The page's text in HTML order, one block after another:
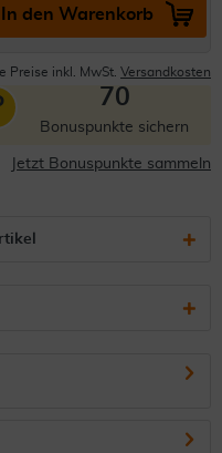
In den Warenkorb
Preise inkl. MwSt. Versandkosten
70
Bonuspunkte sichern
Jetzt Bonuspunkte sammeln